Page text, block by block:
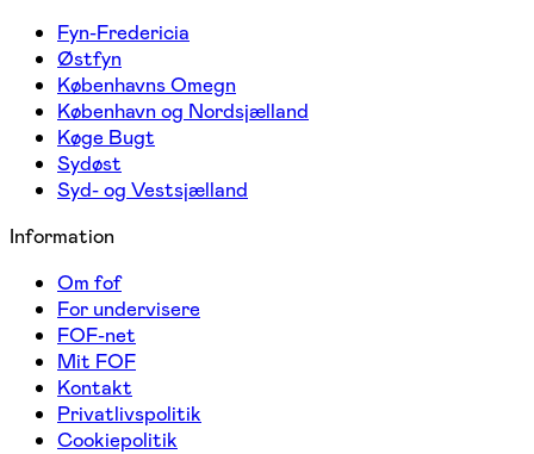
Fyn-Fredericia
Østfyn
Københavns Omegn
København og Nordsjælland
Køge Bugt
Sydøst
Syd- og Vestsjælland
Information
Om fof
For undervisere
FOF-net
Mit FOF
Kontakt
Privatlivspolitik
Cookiepolitik